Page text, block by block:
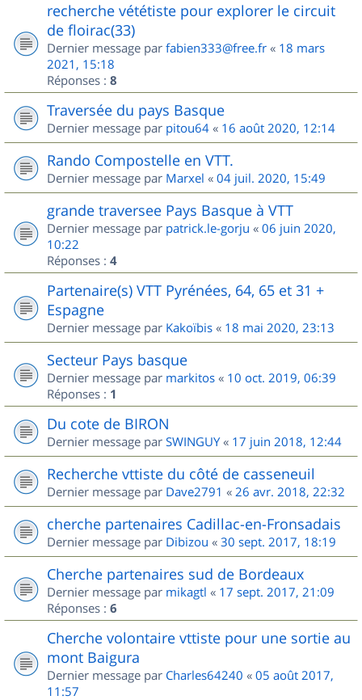
recherche vététiste pour explorer le circuit
de floirac(33)
Dernier message par fabien333@free.fr « 18 mars
2021, 15:18
Réponses : 8
Traversée du pays Basque
Dernier message par pitou64 « 16 août 2020, 12:14
Rando Compostelle en VTT.
Dernier message par Marxel « 04 juil. 2020, 15:49
grande traversee Pays Basque à VTT
Dernier message par patrick.le-gorju « 06 juin 2020,
10:22
Réponses : 4
Partenaire(s) VTT Pyrénées, 64, 65 et 31 +
Espagne
Dernier message par Kakoïbis « 18 mai 2020, 23:13
Secteur Pays basque
Dernier message par markitos « 10 oct. 2019, 06:39
Réponses : 1
Du cote de BIRON
Dernier message par SWINGUY« 17 juin 2018, 12:44
Recherche vttiste du côté de casseneuil
Dernier message par Dave2791 « 26 avr. 2018, 22:32
cherche partenaires Cadillac-en-Fronsadais
Dernier message par Dibizou « 30 sept. 2017, 18:19
Cherche partenaires sud de Bordeaux
Dernier message par mikagtl « 17 sept. 2017, 21:09
Réponses : 6
Cherche volontaire vttiste pour une sortie au
mont Baigura
Dernier message par Charles64240 « 05 août 2017,
11:57